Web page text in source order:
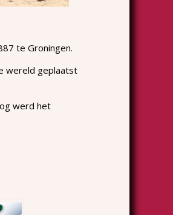
te Groningen.
wereld geplaatst
werd het